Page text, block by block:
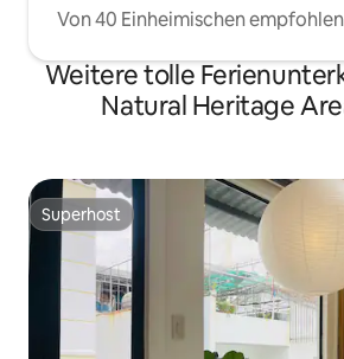
Von 40 Einheimischen empfohlen
Weitere tolle
Natural Heritage
Superhost
Superhost